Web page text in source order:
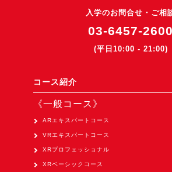
超体験★販促システム『XR Showcase
バーチャルイベントプラットフォーム『
3D空間キャプチャーアプリ『Qoocan』
開発中
製造現場を革新する！『XR Worksupport
>XR Museum『Artlogue』開発中
入学のお問合せ・ご相
03-6457-2600
(平日10:00 - 21:00)
コース紹介
《一般コース》
ARエキスパートコース
VRエキスパートコース
XRプロフェッショナル
XRベーシックコース